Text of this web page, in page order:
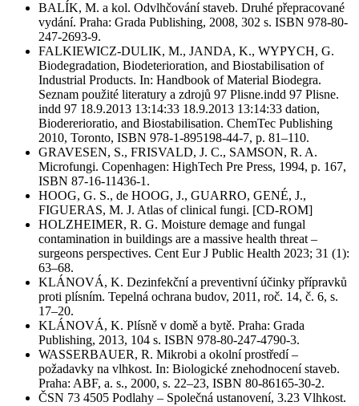
BALÍK, M. a kol. Odvlhčování staveb. Druhé přepracované
vydání. Praha: Grada Publishing, 2008, 302 s. ISBN 978-80-
247-2693-9.
FALKIEWICZ-DULIK, M., JANDA, K., WYPYCH, G.
Biodegradation, Biodeterioration, and Biostabilisation of
Industrial Products. In: Handbook of Material Biodegra.
Seznam použité literatury a zdrojů 97 Plisne.indd 97 Plisne.
indd 97 18.9.2013 13:14:33 18.9.2013 13:14:33 dation,
Biodererioratio, and Biostabilisation. ChemTec Publishing
2010, Toronto, ISBN 978-1-895198-44-7, p. 81–110.
GRAVESEN, S., FRISVALD, J. C., SAMSON, R. A.
Microfungi. Copenhagen: HighTech Pre Press, 1994, p. 167,
ISBN 87-16-11436-1.
HOOG, G. S., de HOOG, J., GUARRO, GENÉ, J.,
FIGUERAS, M. J. Atlas of clinical fungi. [CD-ROM]
HOLZHEIMER, R. G. Moisture demage and fungal
contamination in buildings are a massive health threat –
surgeons perspectives. Cent Eur J Public Health 2023; 31 (1):
63–68.
KLÁNOVÁ, K. Dezinfekční a preventivní účinky přípravků
proti plísním. Tepelná ochrana budov, 2011, roč. 14, č. 6, s.
17–20.
KLÁNOVÁ, K. Plísně v domě a bytě. Praha: Grada
Publishing, 2013, 104 s. ISBN 978-80-247-4790-3.
WASSERBAUER, R. Mikrobi a okolní prostředí –
požadavky na vlhkost. In: Biologické znehodnocení staveb.
Praha: ABF, a. s., 2000, s. 22–23, ISBN 80-86165-30-2.
ČSN 73 4505 Podlahy – Společná ustanovení, 3.23 Vlhkost.